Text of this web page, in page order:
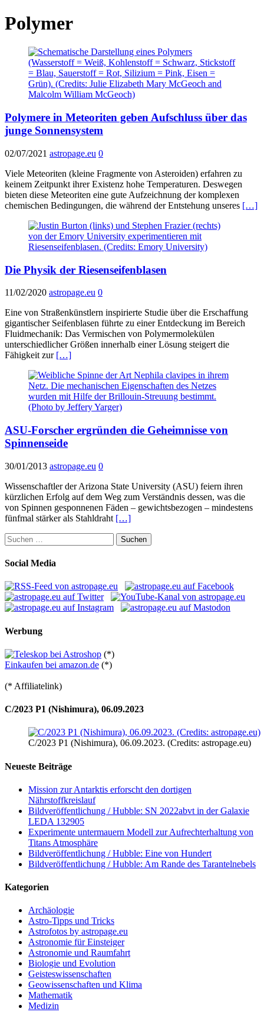
Polymer
Polymere in Meteoriten geben Aufschluss über das
junge Sonnensystem
02/07/2021 astropage.eu 0
Viele Meteoriten (kleine Fragmente von Asteroiden) erfahren zu
keinem Zeitpunkt ihrer Existenz hohe Temperaturen. Deswegen
bieten diese Meteoriten eine gute Aufzeichnung der komplexen
chemischen Bedingungen, die während der Entstehung unseres […]
Die Physik der Riesenseifenblasen
11/02/2020 astropage.eu 0
Eine von Straßenkünstlern inspirierte Studie über die Erschaffung
gigantischer Seifenblasen führte zu einer Entdeckung im Bereich
Fluidmechanik: Das Vermischen von Polymermolekülen
unterschiedlicher Größen innerhalb einer Lösung steigert die
Fähigkeit zur […]
ASU-Forscher ergründen die Geheimnisse von
Spinnenseide
30/01/2013 astropage.eu 0
Wissenschaftler der Arizona State University (ASU) feiern ihren
kürzlichen Erfolg auf dem Weg zum Verständnis dessen, was die
von Spinnen gesponnenen Fäden – gewichtsbezogen – mindestens
fünfmal stärker als Stahldraht […]
Suchen
nach:
Social Media
Werbung
(*)
Einkaufen bei amazon.de (*)
(* Affiliatelink)
C/2023 P1 (Nishimura), 06.09.2023
C/2023 P1 (Nishimura), 06.09.2023. (Credits: astropage.eu)
Neueste Beiträge
Mission zur Antarktis erforscht den dortigen
Nährstoffkreislauf
Bildveröffentlichung / Hubble: SN 2022abvt in der Galaxie
LEDA 132905
Experimente untermauern Modell zur Aufrechterhaltung von
Titans Atmosphäre
Bildveröffentlichung / Hubble: Eine von Hundert
Bildveröffentlichung / Hubble: Am Rande des Tarantelnebels
Kategorien
Archäologie
Astro-Tipps und Tricks
Astrofotos by astropage.eu
Astronomie für Einsteiger
Astronomie und Raumfahrt
Biologie und Evolution
Geisteswissenschaften
Geowissenschaften und Klima
Mathematik
Medizin